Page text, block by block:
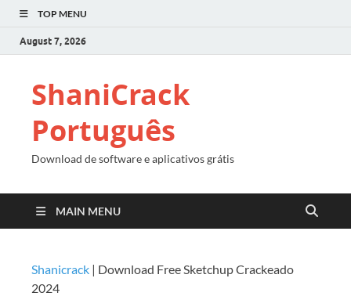
TOP MENU
August 7, 2026
ShaniCrack
Português
Download de software e aplicativos grátis
MAIN MENU
Shanicrack | Download Free Sketchup Crackeado
2024